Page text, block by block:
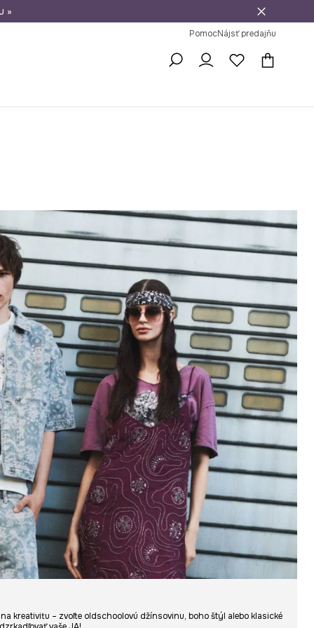
tovaru
»
PomocNájsť predajňu
kreativitu – zvoľte oldschoolovú džínsovinu, boho štýl alebo klasické